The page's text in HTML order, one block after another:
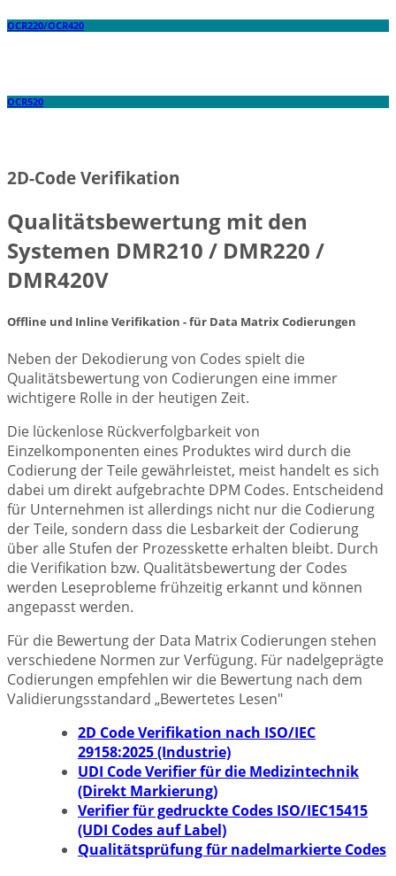
OCR220/OCR420
OCR520
2D-Code Verifikation
Qualitätsbewertung mit den
Systemen DMR210 / DMR220 /
DMR420V
Offline und Inline Verifikation - für Data Matrix Codierungen
Neben der Dekodierung von Codes spielt die
Qualitätsbewertung von Codierungen eine immer
wichtigere Rolle in der heutigen Zeit.
Die lückenlose Rückverfolgbarkeit von
Einzelkomponenten eines Produktes wird durch die
Codierung der Teile gewährleistet, meist handelt es sich
dabei um direkt aufgebrachte DPM Codes. Entscheidend
für Unternehmen ist allerdings nicht nur die Codierung
der Teile, sondern dass die Lesbarkeit der Codierung
über alle Stufen der Prozesskette erhalten bleibt. Durch
die Verifikation bzw. Qualitätsbewertung der Codes
werden Leseprobleme frühzeitig erkannt und können
angepasst werden.
Für die Bewertung der Data Matrix Codierungen stehen
verschiedene Normen zur Verfügung. Für nadelgeprägte
Codierungen empfehlen wir die Bewertung nach dem
Validierungsstandard „Bewertetes Lesen"
2D Code Verifikation nach ISO/IEC
29158:2025 (Industrie)
UDI Code Verifier für die Medizintechnik
(Direkt Markierung)
Verifier für gedruckte Codes ISO/IEC15415
(UDI Codes auf Label)
Qualitätsprüfung für nadelmarkierte Codes